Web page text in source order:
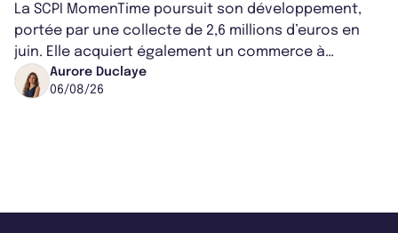
La SCPI MomenTime poursuit son développement,
portée par une collecte de 2,6 millions d’euros en
juin. Elle acquiert également un commerce à
Worcester, place une plateforme logisti...
Aurore Duclaye
06/08/26